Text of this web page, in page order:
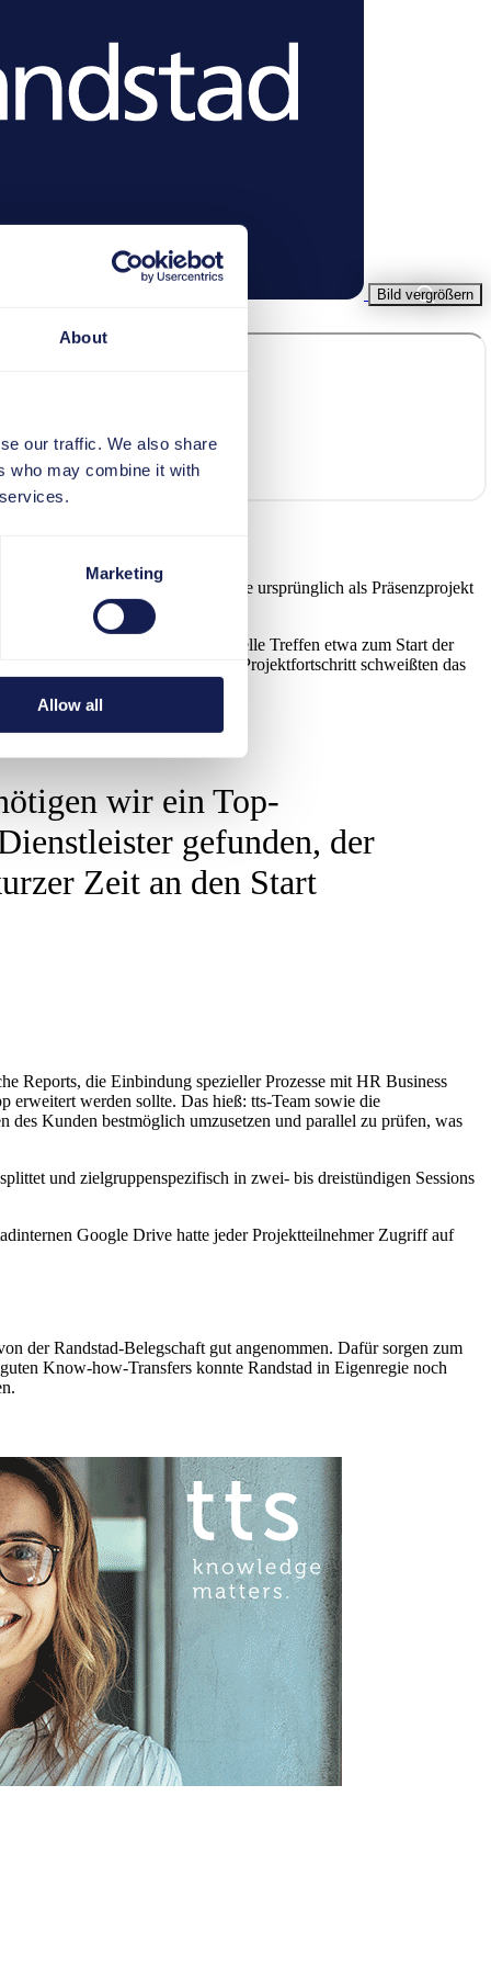
About
our traffic. We also share
who may combine it with
Marketing
Allow all
Bild vergrößern
2020 kam der Lockdown, und die ursprünglich als Präsenzprojekt
Prozedere und weitere virtuelle Treffen etwa zum Start der
gute Teamarbeit und der zügige Projektfortschritt schweißten das
wir ein Top-
gefunden, der
Zeit an den Start
Reports, die Einbindung spezieller Prozesse mit HR Business
erweitert werden sollte. Das hieß: tts-Team sowie die
des Kunden bestmöglich umzusetzen und parallel zu prüfen, was
und zielgruppenspezifisch in zwei- bis dreistündigen Sessions
Google Drive hatte jeder Projektteilnehmer Zugriff auf
der Randstad-Belegschaft gut angenommen. Dafür sorgen zum
Know-how-Transfers konnte Randstad in Eigenregie noch